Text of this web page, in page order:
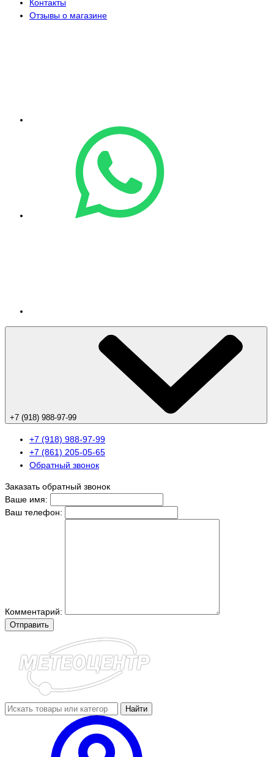
Контакты
Отзывы о магазине
+7 (918) 988-97-99
+7 (918) 988-97-99
+7 (861) 205-05-65
Обратный звонок
Заказать обратный звонок
Ваше имя:
Ваш телефон:
Комментарий:
Отправить
Найти